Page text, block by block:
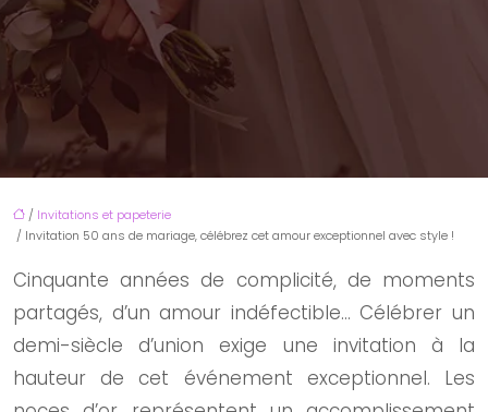
/ Invitations et papeterie
/ Invitation 50 ans de mariage, célébrez cet amour exceptionnel avec style !
Cinquante années de complicité, de moments
partagés, d’un amour indéfectible… Célébrer un
demi-siècle d’union exige une invitation à la
hauteur de cet événement exceptionnel. Les